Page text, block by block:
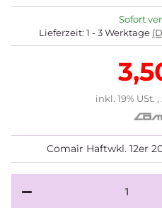
Sofort
Lieferzeit: 1 - 3 Werktage
inkl. 19% USt.
Comair Haftwkl. 12er